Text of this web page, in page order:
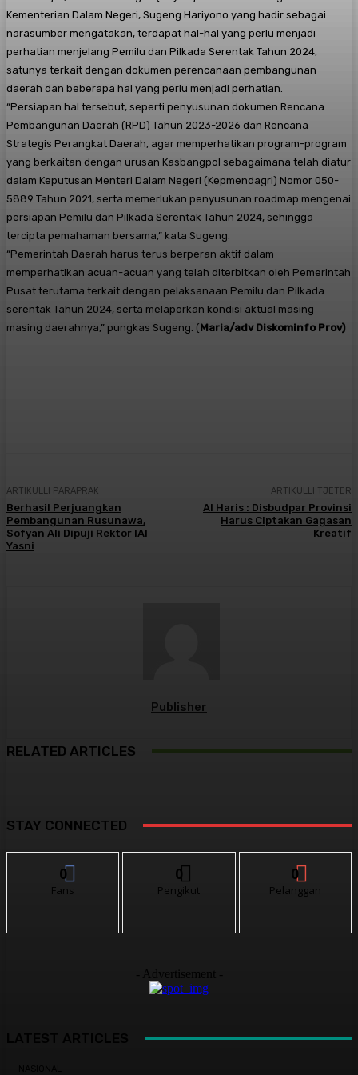
Kementerian Dalam Negeri, Sugeng Hariyono yang hadir sebagai
narasumber mengatakan, terdapat hal-hal yang perlu menjadi
perhatian menjelang Pemilu dan Pilkada Serentak Tahun 2024,
satunya terkait dengan dokumen perencanaan pembangunan
daerah dan beberapa hal yang perlu menjadi perhatian.
“Persiapan hal tersebut, seperti penyusunan dokumen Rencana
Pembangunan Daerah (RPD) Tahun 2023-2026 dan Rencana
Strategis Perangkat Daerah, agar memperhatikan program-program
yang berkaitan dengan urusan Kasbangpol sebagaimana telah diatur
dalam Keputusan Menteri Dalam Negeri (Kepmendagri) Nomor 050-
5889 Tahun 2021, serta memerlukan penyusunan roadmap mengenai
persiapan Pemilu dan Pilkada Serentak Tahun 2024, sehingga
tercipta pemahaman bersama,” kata Sugeng.
“Pemerintah Daerah harus terus berperan aktif dalam
memperhatikan acuan-acuan yang telah diterbitkan oleh Pemerintah
Pusat terutama terkait dengan pelaksanaan Pemilu dan Pilkada
serentak Tahun 2024, serta melaporkan kondisi aktual masing
masing daerahnya,” pungkas Sugeng. (Maria/adv Diskominfo Prov)
ARTIKULLI PARAPRAK
Berhasil Perjuangkan
Pembangunan Rusunawa,
Sofyan Ali Dipuji Rektor IAI
Yasni
ARTIKULLI TJETËR
Al Haris : Disbudpar Provinsi
Harus Ciptakan Gagasan
Kreatif
Publisher
RELATED ARTICLES
STAY CONNECTED
0
Fans
0
Pengikut
0
Pelanggan
- Advertisement -